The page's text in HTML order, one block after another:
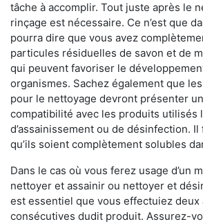
tâche à accomplir. Tout juste après le
rinçage est nécessaire. Ce n’est que
pourra dire que vous avez
particules résiduelles de savon et de
qui peuvent favoriser le
organismes. Sachez également que
pour le nettoyage devront présenter
compatibilité avec les produits utilisés
d’assainissement ou de désinfection.
qu’ils soient complètement solubles
Dans le cas où vous ferez usage d’un
nettoyer et assainir ou nettoyer et
est essentiel que vous effectuiez deux
consécutives dudit produit. Assurez-